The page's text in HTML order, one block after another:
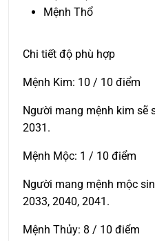
Mệnh Thổ
Chi tiết độ phù hợp
Mệnh Kim: 10 / 10 điểm
Người mang mệnh kim sẽ
2031.
Mệnh Mộc: 1 / 10 điểm
Người mang mệnh mộc
2033, 2040, 2041.
Mệnh Thủy: 8 / 10 điểm